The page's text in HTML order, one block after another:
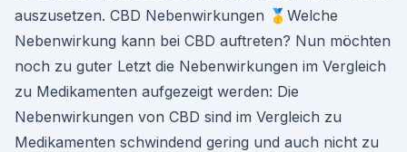
auszusetzen. CBD Nebenwirkungen 🥇Welche
Nebenwirkung kann bei CBD auftreten? Nun möchten
noch zu guter Letzt die Nebenwirkungen im Vergleich
zu Medikamenten aufgezeigt werden: Die
Nebenwirkungen von CBD sind im Vergleich zu
Medikamenten schwindend gering und auch nicht zu